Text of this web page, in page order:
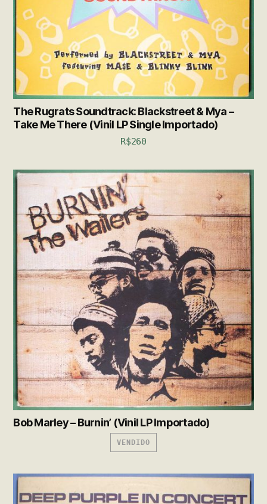
The Rugrats Soundtrack: Blackstreet & Mya –
Take Me There (Vinil LP Single Importado)
R$260
Bob Marley – Burnin’ (Vinil LP Importado)
VENDIDO